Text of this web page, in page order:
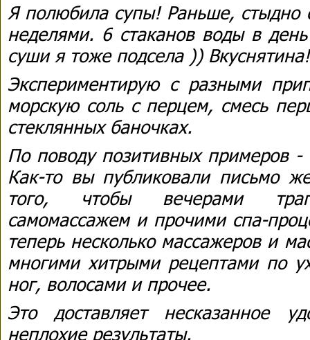
Я полюбила супы! Раньше, стыдно
неделями. 6 стаканов воды в
суши я тоже подсела )) Вкуснятина!
Экспериментирую с разными
морскую соль с перцем, смесь
стеклянных баночках.
По поводу позитивных примеров -
Как-то вы публиковали письмо
того, чтобы вечерами
самомассажем и прочими спа-
теперь несколько массажеров и
многими хитрыми рецептами по
ног, волосами и прочее.
Это доставляет несказанное
неплохие результаты.